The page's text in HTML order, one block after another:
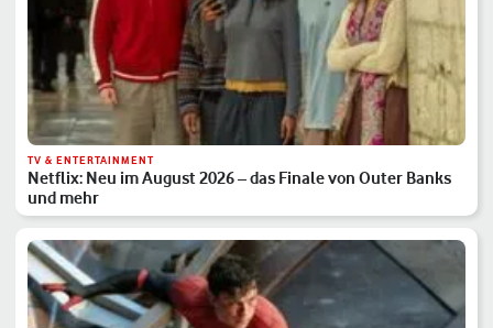
TV & ENTERTAINMENT
Netflix: Neu im August 2026 – das Finale von Outer Banks
und mehr